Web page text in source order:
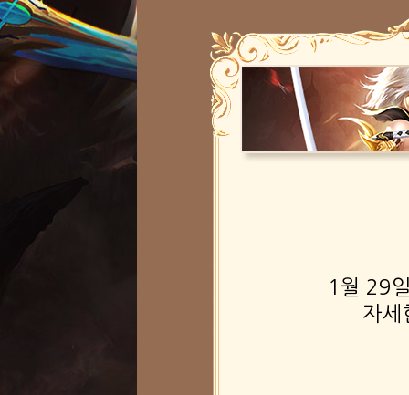
1월 29
자세